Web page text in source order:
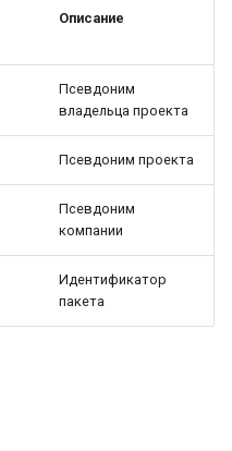
Описание
Псевдоним
владельца проекта
Псевдоним проекта
Псевдоним
компании
Идентификатор
пакета